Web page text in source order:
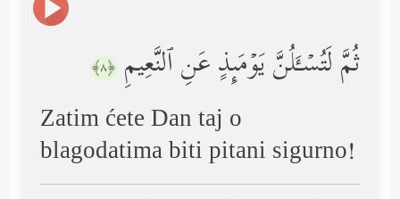
ثُمَّ لَتُسۡـَٔلُنَّ یَوۡمَىِٕذٍ عَنِ ٱلنَّعِیمِ ﴿٨﴾
Zatim ćete Dan taj o
blagodatima biti pitani sigurno!